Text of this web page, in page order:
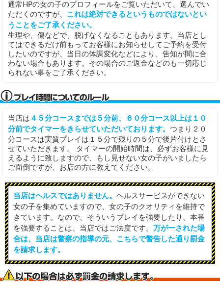
通常HPの女の子のプロフィールをご覧いただいて、選んでい
ただくのですが、 これは絶対できるというものではないとい
うことをご了承ください。
生理や、傷などで、脱げなくなることもあります。当店とし
てはできるだけ前もってお客様にお知らせしてご予約を受付
したいのですが、当日の体調変化などにより、告知が間に合
わない場合もあります。その場合のご返金などのも一切応じ
られない事をご了承ください。
当店は ４５分コースまでは５分前、６０分コース以上は１０
分前でタイマーをきらせていただいております。 つまり２０
分コースは実質プレイは１５分で残りの５分で後片付けとさ
せていただきます。 タイマーの開始時間は、必ずお客様に見
えるように致しますので、もし見せない女の子がいましたら
ご面倒ですが、お店の方に教えてください。
当店はヘルスではありません。 ヘルスサービスができない
女の子を集めていますので、女の子のクオリティを維持で
きています。なので、そういうプレイを強要したり、本番
を強要することは、当店ではご法度です。 万が一された場
合は、当店は警察の指導の元、こちらで警告した通り罰金
を請求します。